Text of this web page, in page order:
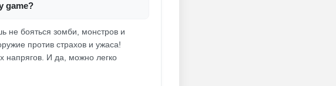
game?
не бояться зомби, монстров и
против страхов и ужаса!
напрягов. И да, можно легко